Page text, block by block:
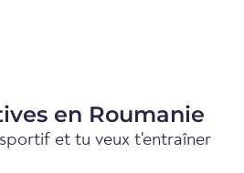
en Roumanie
et tu veux t'entraîner